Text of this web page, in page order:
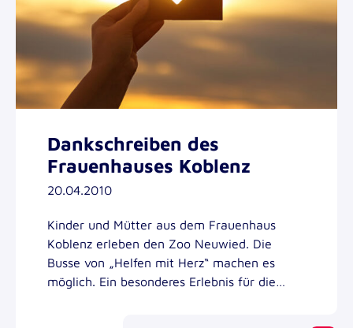
Dankschreiben des
Frauenhauses Koblenz
20.04.2010
Kinder und Mütter aus dem Frauenhaus
Koblenz erleben den Zoo Neuwied. Die
Busse von „Helfen mit Herz“ machen es
möglich. Ein besonderes Erlebnis für die